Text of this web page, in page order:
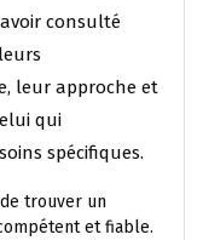
consulté
leur approche et
qui
spécifiques.
trouver un
et fiable.